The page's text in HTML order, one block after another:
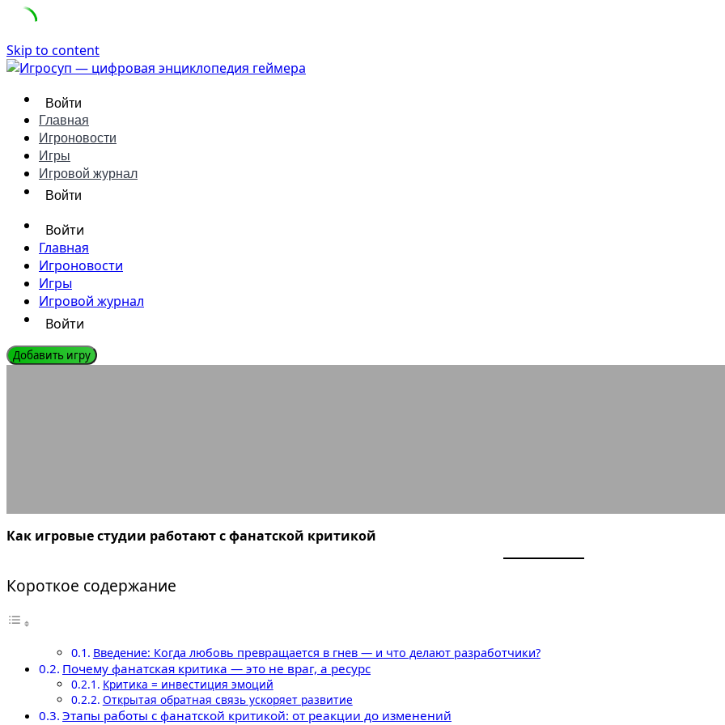
Skip to content
Войти
Главная
Игроновости
Игры
Игровой журнал
Войти
Войти
Главная
Игроновости
Игры
Игровой журнал
Войти
Добавить игру
Как игровые студии работают с фанатской критикой
Короткое содержание
Введение: Когда любовь превращается в гнев — и что делают разработчики?
Почему фанатская критика — это не враг, а ресурс
Критика = инвестиция эмоций
Открытая обратная связь ускоряет развитие
Этапы работы с фанатской критикой: от реакции до изменений